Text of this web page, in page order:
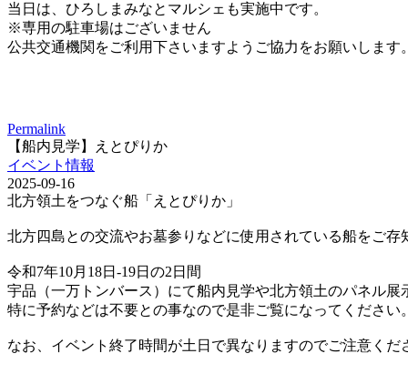
当日は、ひろしまみなとマルシェも実施中です。
※専用の駐車場はございません
公共交通機関をご利用下さいますようご協力をお願いします。
Permalink
【船内見学】えとぴりか
イベント情報
2025-09-16
北方領土をつなぐ船「えとぴりか」
北方四島との交流やお墓参りなどに使用されている船をご存
令和7年10月18日-19日の2日間
宇品（一万トンバース）にて船内見学や北方領土のパネル展
特に予約などは不要との事なので是非ご覧になってください。
なお、イベント終了時間が土日で異なりますのでご注意くだ